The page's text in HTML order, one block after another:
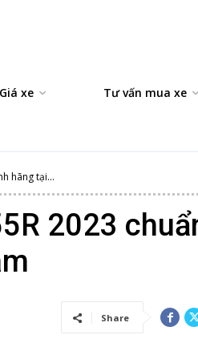
Giá xe Tư vấn mua xe
hãng tại...
2023
Share